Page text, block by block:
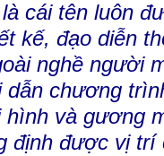
cái tên luôn
kế, đạo diễn
nghề người
chương
và gương
định được vị